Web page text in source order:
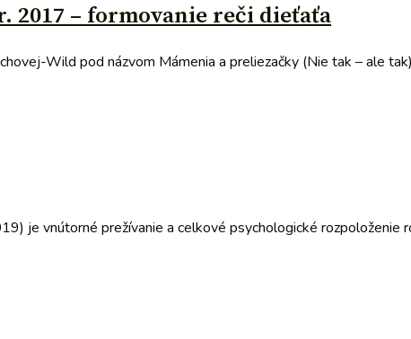
2017 – formovanie reči dieťaťa
Wild pod názvom Mámenia a preliezačky (Nie tak – ale
je vnútorné prežívanie a celkové psychologické rozpoloženie